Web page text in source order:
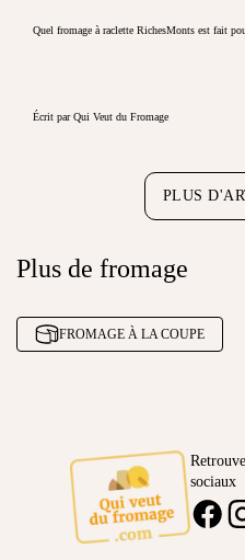
Quel fromage à raclette RichesMonts est fait
Écrit par Qui Veut du Fromage
PLUS
Plus de fromage
FROMAGE À LA COUPE
sociaux